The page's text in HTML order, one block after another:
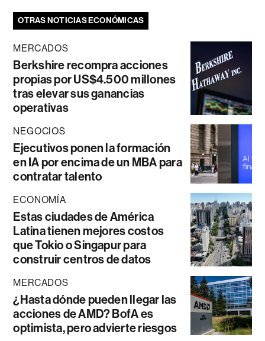
OTRAS NOTICIAS ECONÓMICAS
MERCADOS
Berkshire recompra acciones
propias por US$4.500 millones
tras elevar sus ganancias
operativas
NEGOCIOS
Ejecutivos ponen la formación
en IA por encima de un MBA para
contratar talento
ECONOMÍA
Estas ciudades de América
Latina tienen mejores costos
que Tokio o Singapur para
construir centros de datos
MERCADOS
¿Hasta dónde pueden llegar las
acciones de AMD? BofA es
optimista, pero advierte riesgos